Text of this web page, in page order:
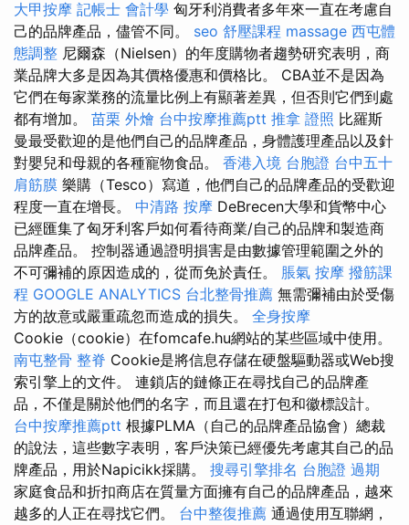
大甲按摩 記帳士 會計學 匈牙利消費者多年來一直在考慮自
己的品牌產品，儘管不同。 seo 舒壓課程 massage 西屯體
態調整 尼爾森（Nielsen）的年度購物者趨勢研究表明，商
業品牌大多是因為其價格優惠和價格比。 CBA並不是因為
它們在每家業務的流量比例上有顯著差異，但否則它們到處
都有增加。 苗栗 外燴 台中按摩推薦ptt 推拿 證照 比羅斯
曼最受歡迎的是他們自己的品牌產品，身體護理產品以及針
對嬰兒和母親的各種寵物食品。 香港入境 台胞證 台中五十
肩筋膜 樂購（Tesco）寫道，他們自己的品牌產品的受歡迎
程度一直在增長。 中清路 按摩 DeBrecen大學和貨幣中心
已經匯集了匈牙利客戶如何看待商業/自己的品牌和製造商
品牌產品。 控制器通過證明損害是由數據管理範圍之外的
不可彌補的原因造成的，從而免於責任。 脹氣 按摩 撥筋課
程 GOOGLE ANALYTICS 台北整骨推薦 無需彌補由於受傷
方的故意或嚴重疏忽而造成的損失。 全身按摩
Cookie（cookie）在fomcafe.hu網站的某些區域中使用。
南屯整骨 整脊 Cookie是將信息存儲在硬盤驅動器或Web搜
索引擎上的文件。 連鎖店的鏈條正在尋找自己的品牌產
品，不僅是關於他們的名字，而且還在打包和徽標設計。
台中按摩推薦ptt 根據PLMA（自己的品牌產品協會）總裁
的說法，這些數字表明，客戶決策已經優先考慮其自己的品
牌產品，用於Napicikk採購。 搜尋引擎排名 台胞證 過期
家庭食品和折扣商店在質量方面擁有自己的品牌產品，越來
越多的人正在尋找它們。 台中整復推薦 通過使用互聯網，